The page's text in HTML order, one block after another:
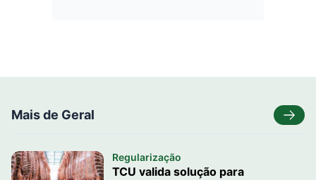
Mais de Geral
Regularização
TCU valida solução para